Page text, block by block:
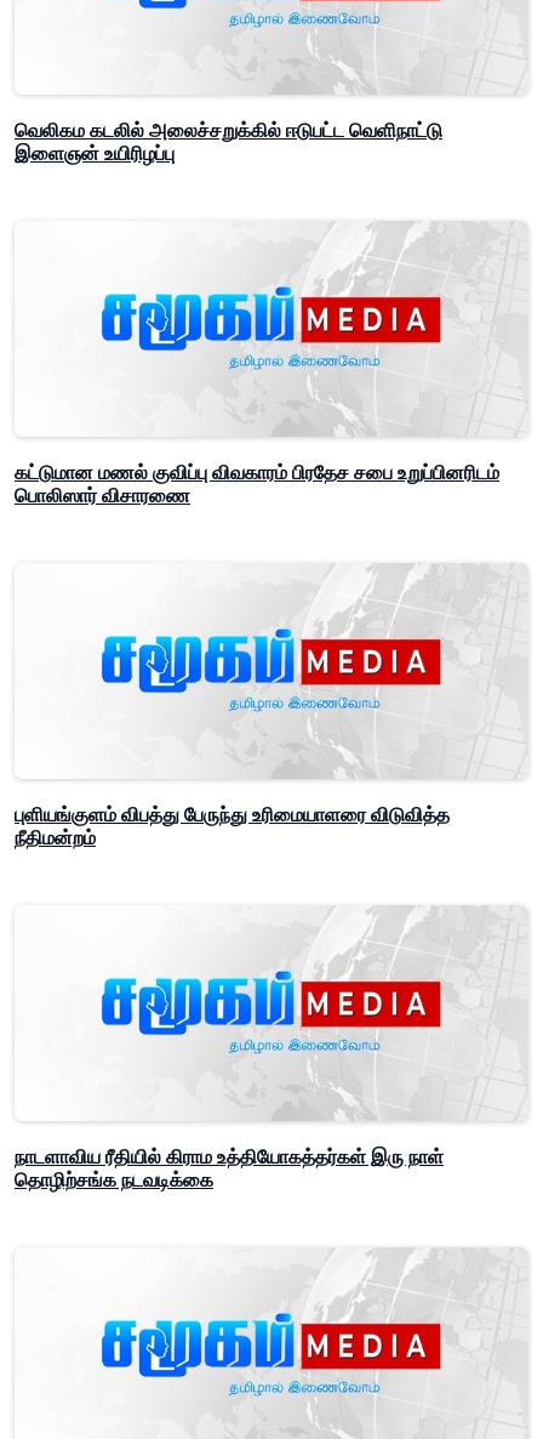
வெலிகம கடலில் அலைச்சறுக்கில் ஈடுபட்ட வெளிநாட்டு
இளைஞன் உயிரிழப்பு
கட்டுமான மணல் குவிப்பு விவகாரம் பிரதேச சபை உறுப்பினரிடம்
பொலிஸார் விசாரணை
புளியங்குளம் விபத்து பேருந்து உரிமையாளரை விடுவித்த
நீதிமன்றம்
நாடளாவிய ரீதியில் கிராம உத்தியோகத்தர்கள் இரு நாள்
தொழிற்சங்க நடவடிக்கை